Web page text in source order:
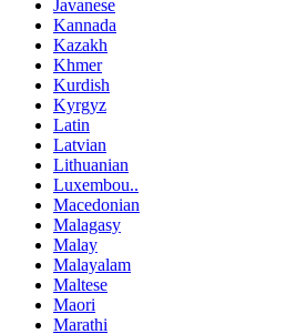
Javanese
Kannada
Kazakh
Khmer
Kurdish
Kyrgyz
Latin
Latvian
Lithuanian
Luxembou..
Macedonian
Malagasy
Malay
Malayalam
Maltese
Maori
Marathi